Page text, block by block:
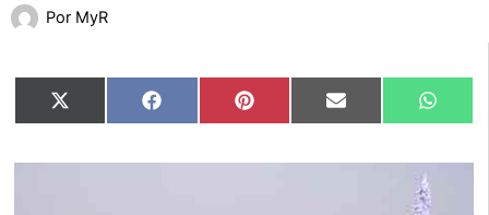
Por MyR
Compartir
en
X
(Twitter)
Compartir
en
Facebook Compartir
en
Pinterest Compartir
en
Email
en